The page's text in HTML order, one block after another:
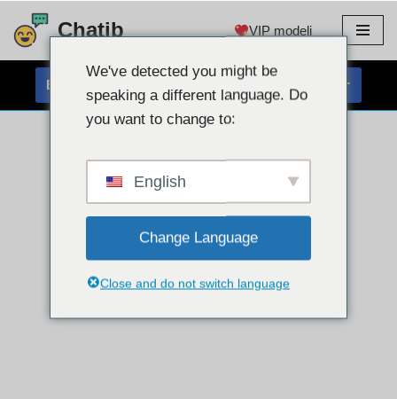
Preskoči
vsebino
Chatib VIP modeli
BREZPLAČEN KLEPET S SPLETNO KAMERO
We've detected you might be
speaking a different language. Do
you want to change to:
English
Change Language
Close and do not switch language